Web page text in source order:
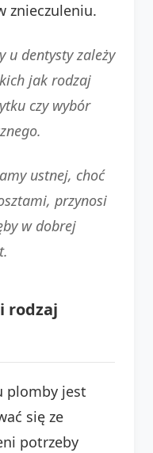
znieczuleniu.
u dentysty zależy
jak rodzaj
czy wybór
ustnej, choć
przynosi
w dobrej
rodzaj
plomby jest
się ze
potrzeby